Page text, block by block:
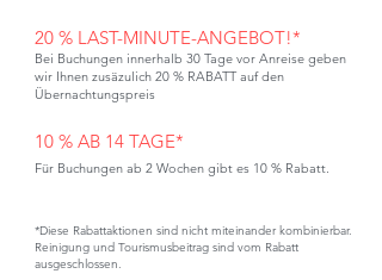
20 % LAST-MINUTE-ANGEBOT!*
Bei Buchungen innerhalb 30 Tage vor Anreise geben
wir Ihnen zusäzulich 20 % RABATT auf den
Übernachtungspreis
10 % AB 14 TAGE*
Für Buchungen ab 2 Wochen gibt es 10 % Rabatt.
*Diese Rabattaktionen sind nicht miteinander kombinierbar.
Reinigung und Tourismusbeitrag sind vom Rabatt
ausgeschlossen.